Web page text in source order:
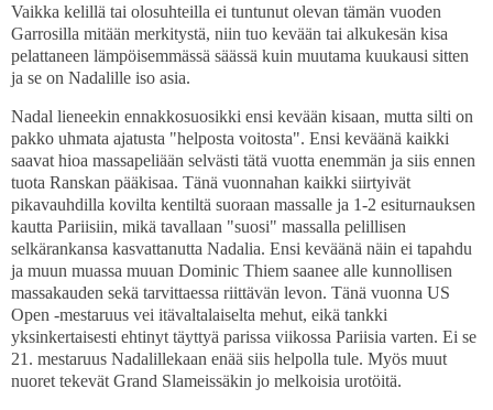
Vaikka kelillä tai olosuhteilla ei tuntunut olevan tämän vuoden
Garrosilla mitään merkitystä, niin tuo kevään tai alkukesän kisa
pelattaneen lämpöisemmässä säässä kuin muutama kuukausi sitten
ja se on Nadalille iso asia.
Nadal lieneekin ennakkosuosikki ensi kevään kisaan, mutta silti on
pakko uhmata ajatusta "helposta voitosta". Ensi keväänä kaikki
saavat hioa massapeliään selvästi tätä vuotta enemmän ja siis ennen
tuota Ranskan pääkisaa. Tänä vuonnahan kaikki siirtyivät
pikavauhdilla kovilta kentiltä suoraan massalle ja 1-2 esiturnauksen
kautta Pariisiin, mikä tavallaan "suosi" massalla pelillisen
selkärankansa kasvattanutta Nadalia. Ensi keväänä näin ei tapahdu
ja muun muassa muuan Dominic Thiem saanee alle kunnollisen
massakauden sekä tarvittaessa riittävän levon. Tänä vuonna US
Open -mestaruus vei itävaltalaiselta mehut, eikä tankki
yksinkertaisesti ehtinyt täyttyä parissa viikossa Pariisia varten. Ei se
21. mestaruus Nadalillekaan enää siis helpolla tule. Myös muut
nuoret tekevät Grand Slameissäkin jo melkoisia urotöitä.